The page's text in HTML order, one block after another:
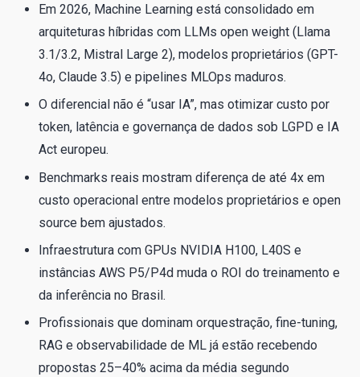
Em 2026, Machine Learning está consolidado em
arquiteturas híbridas com LLMs open weight (Llama
3.1/3.2, Mistral Large 2), modelos proprietários (GPT-
4o, Claude 3.5) e pipelines MLOps maduros.
O diferencial não é “usar IA”, mas otimizar custo por
token, latência e governança de dados sob LGPD e IA
Act europeu.
Benchmarks reais mostram diferença de até 4x em
custo operacional entre modelos proprietários e open
source bem ajustados.
Infraestrutura com GPUs NVIDIA H100, L40S e
instâncias AWS P5/P4d muda o ROI do treinamento e
da inferência no Brasil.
Profissionais que dominam orquestração, fine-tuning,
RAG e observabilidade de ML já estão recebendo
propostas 25–40% acima da média segundo